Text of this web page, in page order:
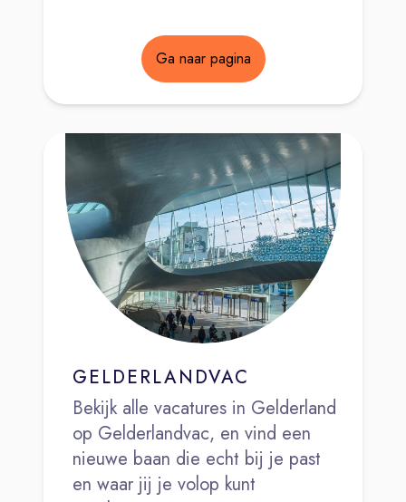
Ga naar pagina
GELDERLANDVAC
Bekijk alle vacatures in Gelderland
op Gelderlandvac, en vind een
nieuwe baan die echt bij je past
en waar jij je volop kunt